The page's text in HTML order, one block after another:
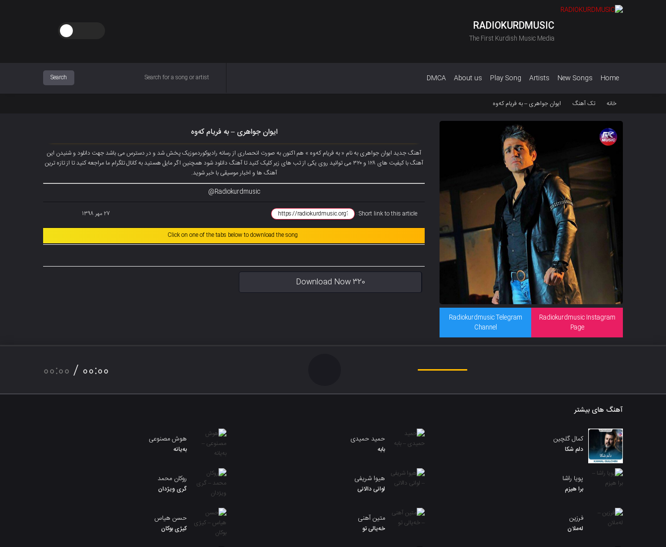
RADIOKURDMUSIC
The First Kurdish Music Media
Home
New Songs
Artists
Play Song
About us
DMCA
خانه تک آهنگ ایوان جواهری – بە فریام کەوە
Radiokurdmusic Instagram
Page
Radiokurdmusic Telegram
Channel
ایوان جواهری – بە فریام کەوە
آهنگ جدید ایوان جواهری به نام « بە فریام کەوە » هم اکنون به صورت انحصاری از رسانه رادیوکوردموزیک پخش شد و در دسترس می باشد جهت دانلود و شنیدن این
آهنگ با کیفیت های ۱۲۸ و ۳۲۰ می توانید روی یکی از تب های زیر کلیک کنید تا آهنگ دانلود شود همچنین اگر مایل هستید به کانال تلگرام ما مراجعه کنید تا از تازه ترین
آهنگ ها و اخبار موسیقی با خبر شوید.
Radiokurdmusic@
Short link to this article : 27 مهر 1398
Click on one of the tabs below to download the song
Download Now 320
00:00 / 00:00
آهنگ های بیشتر
کمال گلچین
دلم شکا
حمید حمیدی
بابه
هوش مصنوعی
بەیانە
پویا راشا
برا هیزم
هیوا شریفی
لوانی دالانی
روکان محمد
گری ویژدان
فرزین
لەملان
متین آهنی
خەیالی تو
حسن هیاس
کیژی بوکان